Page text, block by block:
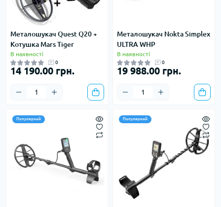
Металошукач Quest Q20 +
Котушка Mars Tiger
В наявності
0
14 190.00 грн.
Металошукач Nokta Simplex
ULTRA WHP
В наявності
0
19 988.00 грн.
Популярний Популярний